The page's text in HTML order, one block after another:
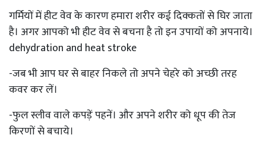
गर्मियों में हीट वेव के कारण हमारा शरीर कई दिक्कतों से घिर जाता
है। अगर आपको भी हीट वेव से बचना है तो इन उपायों को अपनाये।
dehydration and heat stroke
-जब भी आप घर से बाहर निकले तो अपने चेहरे को अच्छी तरह
कवर कर लें।
-फुल स्लीव वाले कपड़ें पहनें। और अपने शरीर को धूप की तेज
किरणों से बचाये।